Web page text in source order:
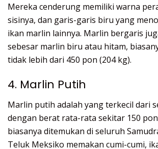
Mereka cenderung memiliki warna
sisinya, dan garis-garis biru yang
ikan marlin lainnya. Marlin bergaris
sebesar marlin biru atau hitam,
tidak lebih dari 450 pon (204 kg).
4. Marlin Putih
Marlin putih adalah yang terkecil dari
dengan berat rata-rata sekitar 150
biasanya ditemukan di seluruh
Teluk Meksiko memakan cumi-cumi,